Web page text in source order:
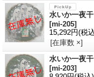
水いか一夜
[mi-205]
15,292円(税
[在庫数 ×]
水いか一夜
[mi-203]